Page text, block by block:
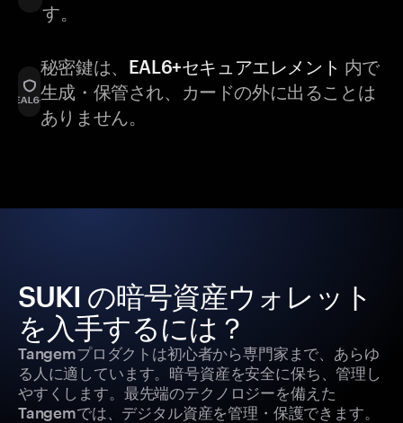
す。
秘密鍵は、 EAL6+セキュアエレメント 内で
生成・保管され、カードの外に出ることは
ありません。
SUKI の暗号資産ウォレット
を入手するには？
Tangemプロダクトは初心者から専門家まで、あらゆ
る人に適しています。暗号資産を安全に保ち、管理し
やすくします。最先端のテクノロジーを備えた
Tangemでは、デジタル資産を管理・保護できます。